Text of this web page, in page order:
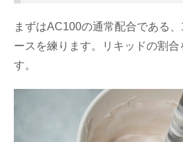
まずはAC100の通常配合である
ースを練ります。リキッドの割
す。